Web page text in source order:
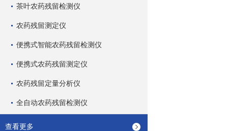
茶叶农药残留检测仪
农药残留测定仪
便携式智能农药残留检测仪
便携式农药残留测定仪
农药残留定量分析仪
全自动农药残留检测仪
查看更多